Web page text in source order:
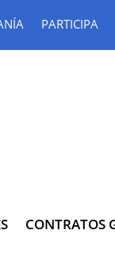
PARTICIPA
CONTRATOS